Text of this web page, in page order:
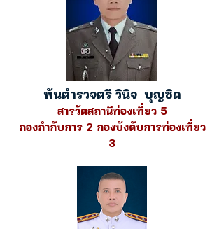
พันตำรวจตรี วินิจ บุญชิด
สารวัตสถานีท่องเที่ยว 5
กองกำกับการ 2 กองบังคับการท่องเที่ยว
3